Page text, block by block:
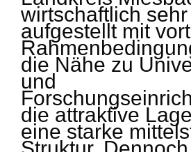
wirtschaftlich
aufgestellt mit
die Nähe zu
und
die attraktive
eine starke